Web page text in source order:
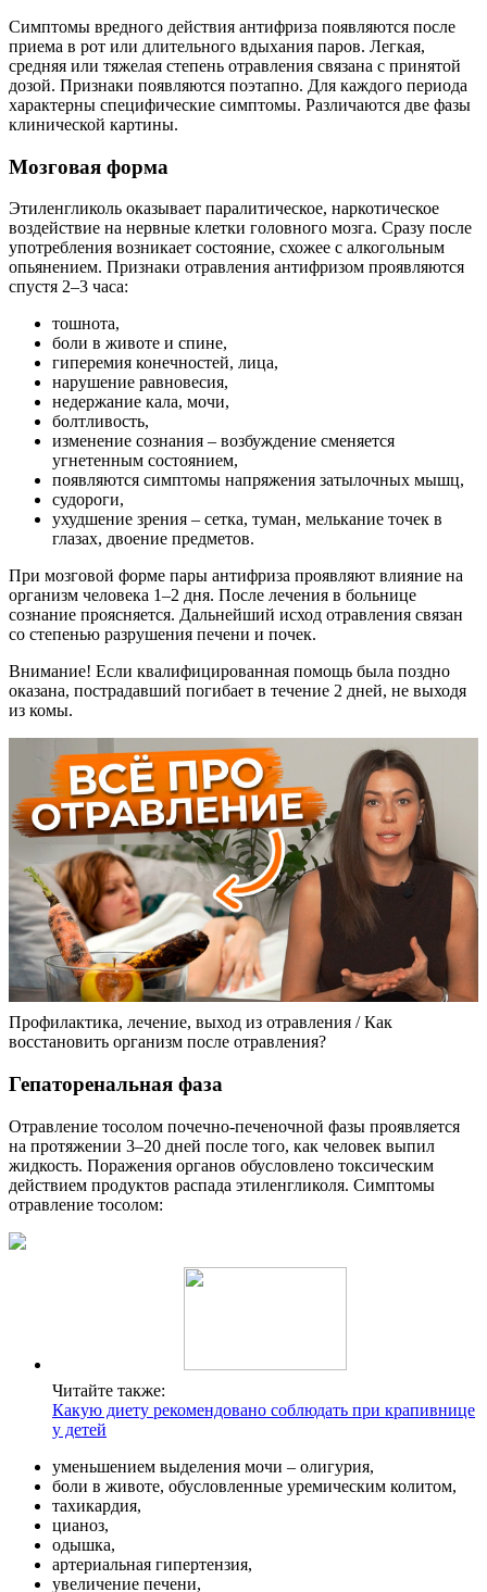
Симптомы вредного действия антифриза появляются после
приема в рот или длительного вдыхания паров. Легкая,
средняя или тяжелая степень отравления связана с принятой
дозой. Признаки появляются поэтапно. Для каждого периода
характерны специфические симптомы. Различаются две фазы
клинической картины.
Мозговая форма
Этиленгликоль оказывает паралитическое, наркотическое
воздействие на нервные клетки головного мозга. Сразу после
употребления возникает состояние, схожее с алкогольным
опьянением. Признаки отравления антифризом проявляются
спустя 2–3 часа:
тошнота,
боли в животе и спине,
гиперемия конечностей, лица,
нарушение равновесия,
недержание кала, мочи,
болтливость,
изменение сознания – возбуждение сменяется
угнетенным состоянием,
появляются симптомы напряжения затылочных мышц,
судороги,
ухудшение зрения – сетка, туман, мелькание точек в
глазах, двоение предметов.
При мозговой форме пары антифриза проявляют влияние на
организм человека 1–2 дня. После лечения в больнице
сознание проясняется. Дальнейший исход отравления связан
со степенью разрушения печени и почек.
Внимание! Если квалифицированная помощь была поздно
оказана, пострадавший погибает в течение 2 дней, не выходя
из комы.
Профилактика, лечение, выход из отравления / Как
восстановить организм после отравления?
Гепаторенальная фаза
Отравление тосолом почечно-печеночной фазы проявляется
на протяжении 3–20 дней после того, как человек выпил
жидкость. Поражения органов обусловлено токсическим
действием продуктов распада этиленгликоля. Симптомы
отравление тосолом:
Читайте также:
Какую диету рекомендовано соблюдать при крапивнице
у детей
уменьшением выделения мочи – олигурия,
боли в животе, обусловленные уремическим колитом,
тахикардия,
цианоз,
одышка,
артериальная гипертензия,
увеличение печени,